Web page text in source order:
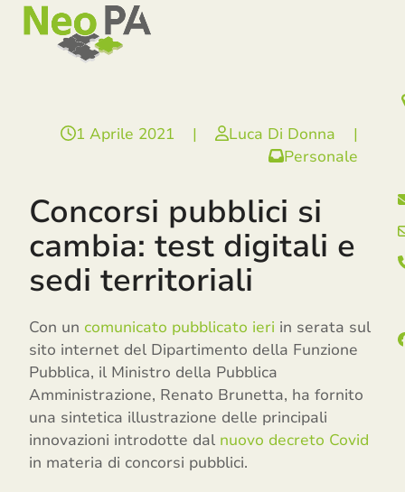
SkipOpen
mobile
menu
Close
mobile
menu
1 Aprile 2021 | Luca Di Donna
|
Personale
Concorsi pubblici si
cambia: test digitali e
sedi territoriali
Con un comunicato pubblicato ieri in serata sul
sito internet del Dipartimento della Funzione
Pubblica, il Ministro della Pubblica
Amministrazione, Renato Brunetta, ha fornito
una sintetica illustrazione delle principali
innovazioni introdotte dal nuovo decreto Covid
in materia di concorsi pubblici.